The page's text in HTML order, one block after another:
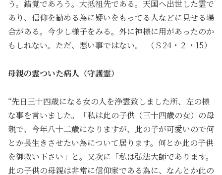
う。錯覚であろう。大抵祖先である。天国へ出世した霊で
あり、信仰を勧める為に疑いをもってる人などに見せる場
合がある。今少し様子をみる。外に神様に用があったのか
もしれない。ただ、悪い事ではない。 （Ｓ24・２・15）
母親の霊ついた病人（守護霊）
“先日三十四歳になる女の人を浄霊致しました所、左の様
な事を言いました。「私は此の子供（三十四歳の女）の母
親で、今年八十二歳になりますが、此の子が可愛いので何
とか長生きさせたい為について居ります。何とか此の子供
を御救い下さい」と。又次に「私は弘法大師であります。
此の子供の母親は非常に信仰家である為に、なんとか此の